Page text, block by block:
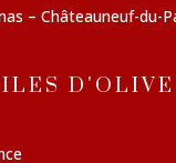
– Châteauneuf-du-
D'OLIVE